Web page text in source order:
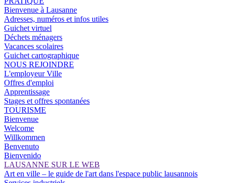
Bienvenue à Lausanne
Adresses, numéros et infos utiles
Guichet virtuel
Déchets ménagers
Vacances scolaires
Guichet cartographique
NOUS REJOINDRE
L'employeur Ville
Offres d'emploi
Apprentissage
Stages et offres spontanées
TOURISME
Bienvenue
Welcome
Willkommen
Benvenuto
Bienvenido
LAUSANNE SUR LE WEB
Art en ville – le guide de l'art dans l'espace public lausannois